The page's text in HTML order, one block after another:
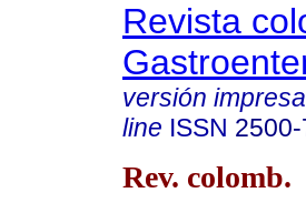
Revista
versión impresa
line ISSN
Rev. colomb.